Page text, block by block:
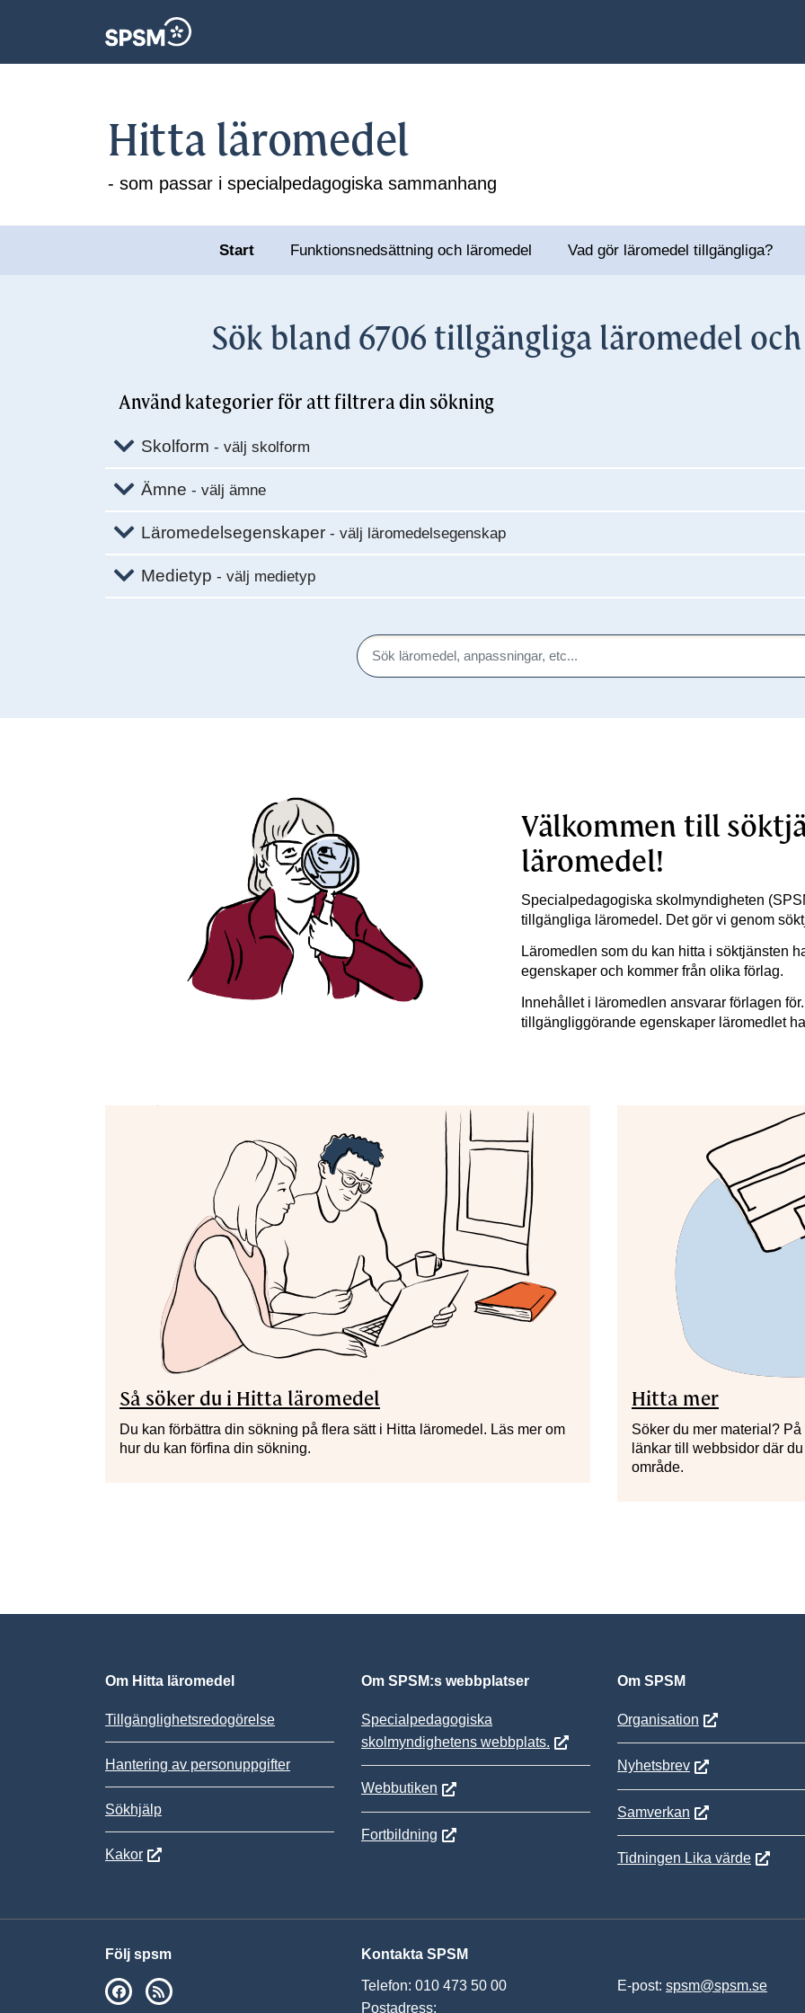
Hitta läromedel
- som passar i specialpedagogiska sammanhang
Start Funktionsnedsättning och läromedel Vad gör läromedel tillgängliga?
Sök bland 6706 tillgängliga läromedel
Använd kategorier för att filtrera din sökning
Skolform - välj skolform
Ämne - välj ämne
Läromedelsegenskaper - välj läromedelsegenskap
Medietyp - välj medietyp
Sök
Välkommen till
läromedel!
Specialpedagogiska skolmyndigheten
tillgängliga läromedel. Det gör vi genom
Läromedlen som du kan hitta i söktjänsten
egenskaper och kommer från olika förlag.
Innehållet i läromedlen ansvarar förlagen
tillgängliggörande egenskaper läromedlet
Så söker du i Hitta läromedel
Du kan förbättra din sökning på flera sätt i Hitta läromedel. Läs mer om
hur du kan förfina din sökning.
Hitta mer
Söker du mer material?
länkar till webbsidor där
område.
Om Hitta läromedel
Tillgänglighetsredogörelse
Hantering av personuppgifter
Sökhjälp
Kakor
Om SPSM:s webbplatser
Specialpedagogiska
skolmyndighetens webbplats.
Webbutiken
Fortbildning
Om SPSM
Organisation
Nyhetsbrev
Samverkan
Tidningen Lika värde
Följ spsm
SPSM på Facebook
Kontakta SPSM
Telefon: 010 473 50 00
Postadress:
E-post: spsm@spsm.se